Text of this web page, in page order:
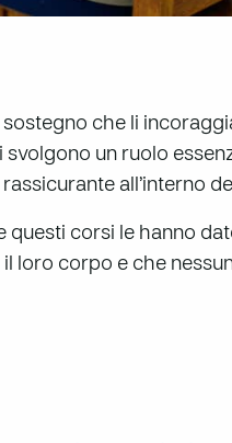
che li
svolgono un ruolo
all’interno
corsi le hanno
loro corpo e che